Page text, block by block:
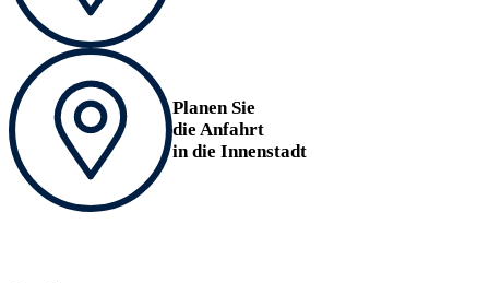
Planen Sie
die Anfahrt
in die Innenstadt